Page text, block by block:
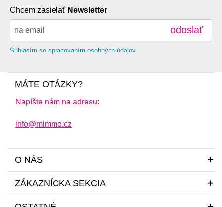
Chcem zasielať Newsletter
odoslať
Súhlasím so spracovaním osobných údajov
MÁTE OTÁZKY?
Napíšte nám na adresu:
info@mimmo.cz
O NÁS
ZÁKAZNÍCKA SEKCIA